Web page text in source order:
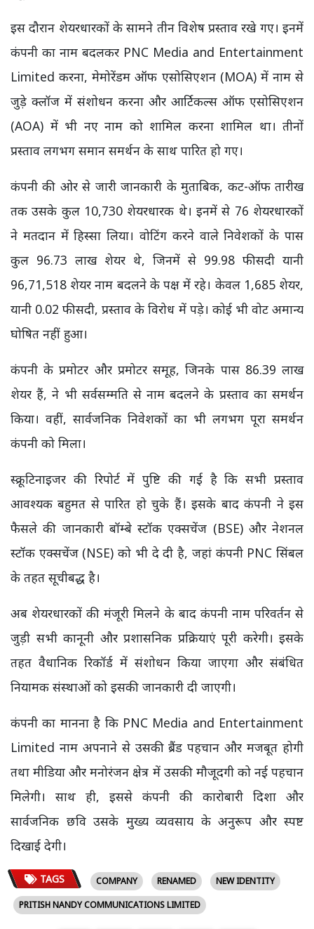
इस दौरान शेयरधारकों के सामने तीन विशेष प्रस्ताव रखे गए। इनमें
कंपनी का नाम बदलकर PNC Media and Entertainment
Limited करना, मेमोरेंडम ऑफ एसोसिएशन (MOA) में नाम से
जुड़े क्लॉज में संशोधन करना और आर्टिकल्स ऑफ एसोसिएशन
(AOA) में भी नए नाम को शामिल करना शामिल था। तीनों
प्रस्ताव लगभग समान समर्थन के साथ पारित हो गए।
कंपनी की ओर से जारी जानकारी के मुताबिक, कट-ऑफ तारीख
तक उसके कुल 10,730 शेयरधारक थे। इनमें से 76 शेयरधारकों
ने मतदान में हिस्सा लिया। वोटिंग करने वाले निवेशकों के पास
कुल 96.73 लाख शेयर थे, जिनमें से 99.98 फीसदी यानी
96,71,518 शेयर नाम बदलने के पक्ष में रहे। केवल 1,685 शेयर,
यानी 0.02 फीसदी, प्रस्ताव के विरोध में पड़े। कोई भी वोट अमान्य
घोषित नहीं हुआ।
कंपनी के प्रमोटर और प्रमोटर समूह, जिनके पास 86.39 लाख
शेयर हैं, ने भी सर्वसम्मति से नाम बदलने के प्रस्ताव का समर्थन
किया। वहीं, सार्वजनिक निवेशकों का भी लगभग पूरा समर्थन
कंपनी को मिला।
स्क्रूटिनाइजर की रिपोर्ट में पुष्टि की गई है कि सभी प्रस्ताव
आवश्यक बहुमत से पारित हो चुके हैं। इसके बाद कंपनी ने इस
फैसले की जानकारी बॉम्बे स्टॉक एक्सचेंज (BSE) और नेशनल
स्टॉक एक्सचेंज (NSE) को भी दे दी है, जहां कंपनी PNC सिंबल
के तहत सूचीबद्ध है।
अब शेयरधारकों की मंजूरी मिलने के बाद कंपनी नाम परिवर्तन से
जुड़ी सभी कानूनी और प्रशासनिक प्रक्रियाएं पूरी करेगी। इसके
तहत वैधानिक रिकॉर्ड में संशोधन किया जाएगा और संबंधित
नियामक संस्थाओं को इसकी जानकारी दी जाएगी।
कंपनी का मानना है कि PNC Media and Entertainment
Limited नाम अपनाने से उसकी ब्रैंड पहचान और मजबूत होगी
तथा मीडिया और मनोरंजन क्षेत्र में उसकी मौजूदगी को नई पहचान
मिलेगी। साथ ही, इससे कंपनी की कारोबारी दिशा और
सार्वजनिक छवि उसके मुख्य व्यवसाय के अनुरूप और स्पष्ट
दिखाई देगी।
TAGS COMPANY RENAMED
NEW IDENTITY
PRITISH NANDY COMMUNICATIONS LIMITED